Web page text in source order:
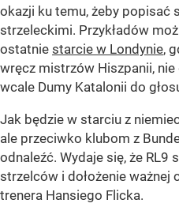
okazji ku temu, żeby popisać
strzeleckimi. Przykładów
ostatnie starcie w Londynie,
wręcz mistrzów Hiszpanii,
wcale Dumy Katalonii do
Jak będzie w starciu z
ale przeciwko klubom z
odnaleźć. Wydaje się, że RL9
strzelców i dołożenie ważnej
trenera Hansiego Flicka.